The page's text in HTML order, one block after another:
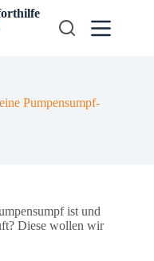
Pumpensumpf-
ist und
Diese wollen wir